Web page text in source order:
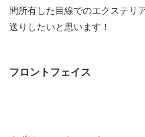
間所有した目線でのエクステリ
送りしたいと思います！
フロントフェイス